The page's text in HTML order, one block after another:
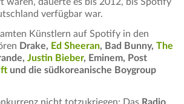
verfügbar war.
Künstlern auf Spotify in den
Drake, Ed Sheeran, Bad Bunny, The
Justin Bieber, Eminem, Post
und die südkoreanische Boygroup